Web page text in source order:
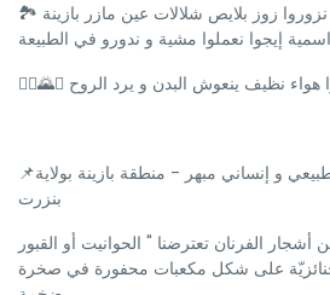
🏞 الاحد 19 مارس 2023 باش نزوروا زوز بلايص شلالات عين مازر بازينة
📌غابة القواسميّة ـ تراث طبيعي و إنساني مبهر - منطقة بازينة بولاية
بنزرت
أشجار الفرنان تعترضنا " الحوانيت أو القبور
جنائزيّة على شكل مكعبات محفورة في صخرة